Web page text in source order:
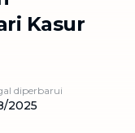
Kasur
diperbarui
2025